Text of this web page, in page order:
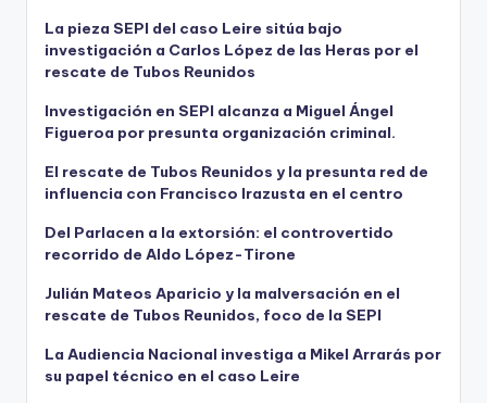
La pieza SEPI del caso Leire sitúa bajo
investigación a Carlos López de las Heras por el
rescate de Tubos Reunidos
Investigación en SEPI alcanza a Miguel Ángel
Figueroa por presunta organización criminal.
El rescate de Tubos Reunidos y la presunta red de
influencia con Francisco Irazusta en el centro
Del Parlacen a la extorsión: el controvertido
recorrido de Aldo López-Tirone
Julián Mateos Aparicio y la malversación en el
rescate de Tubos Reunidos, foco de la SEPI
La Audiencia Nacional investiga a Mikel Arrarás por
su papel técnico en el caso Leire